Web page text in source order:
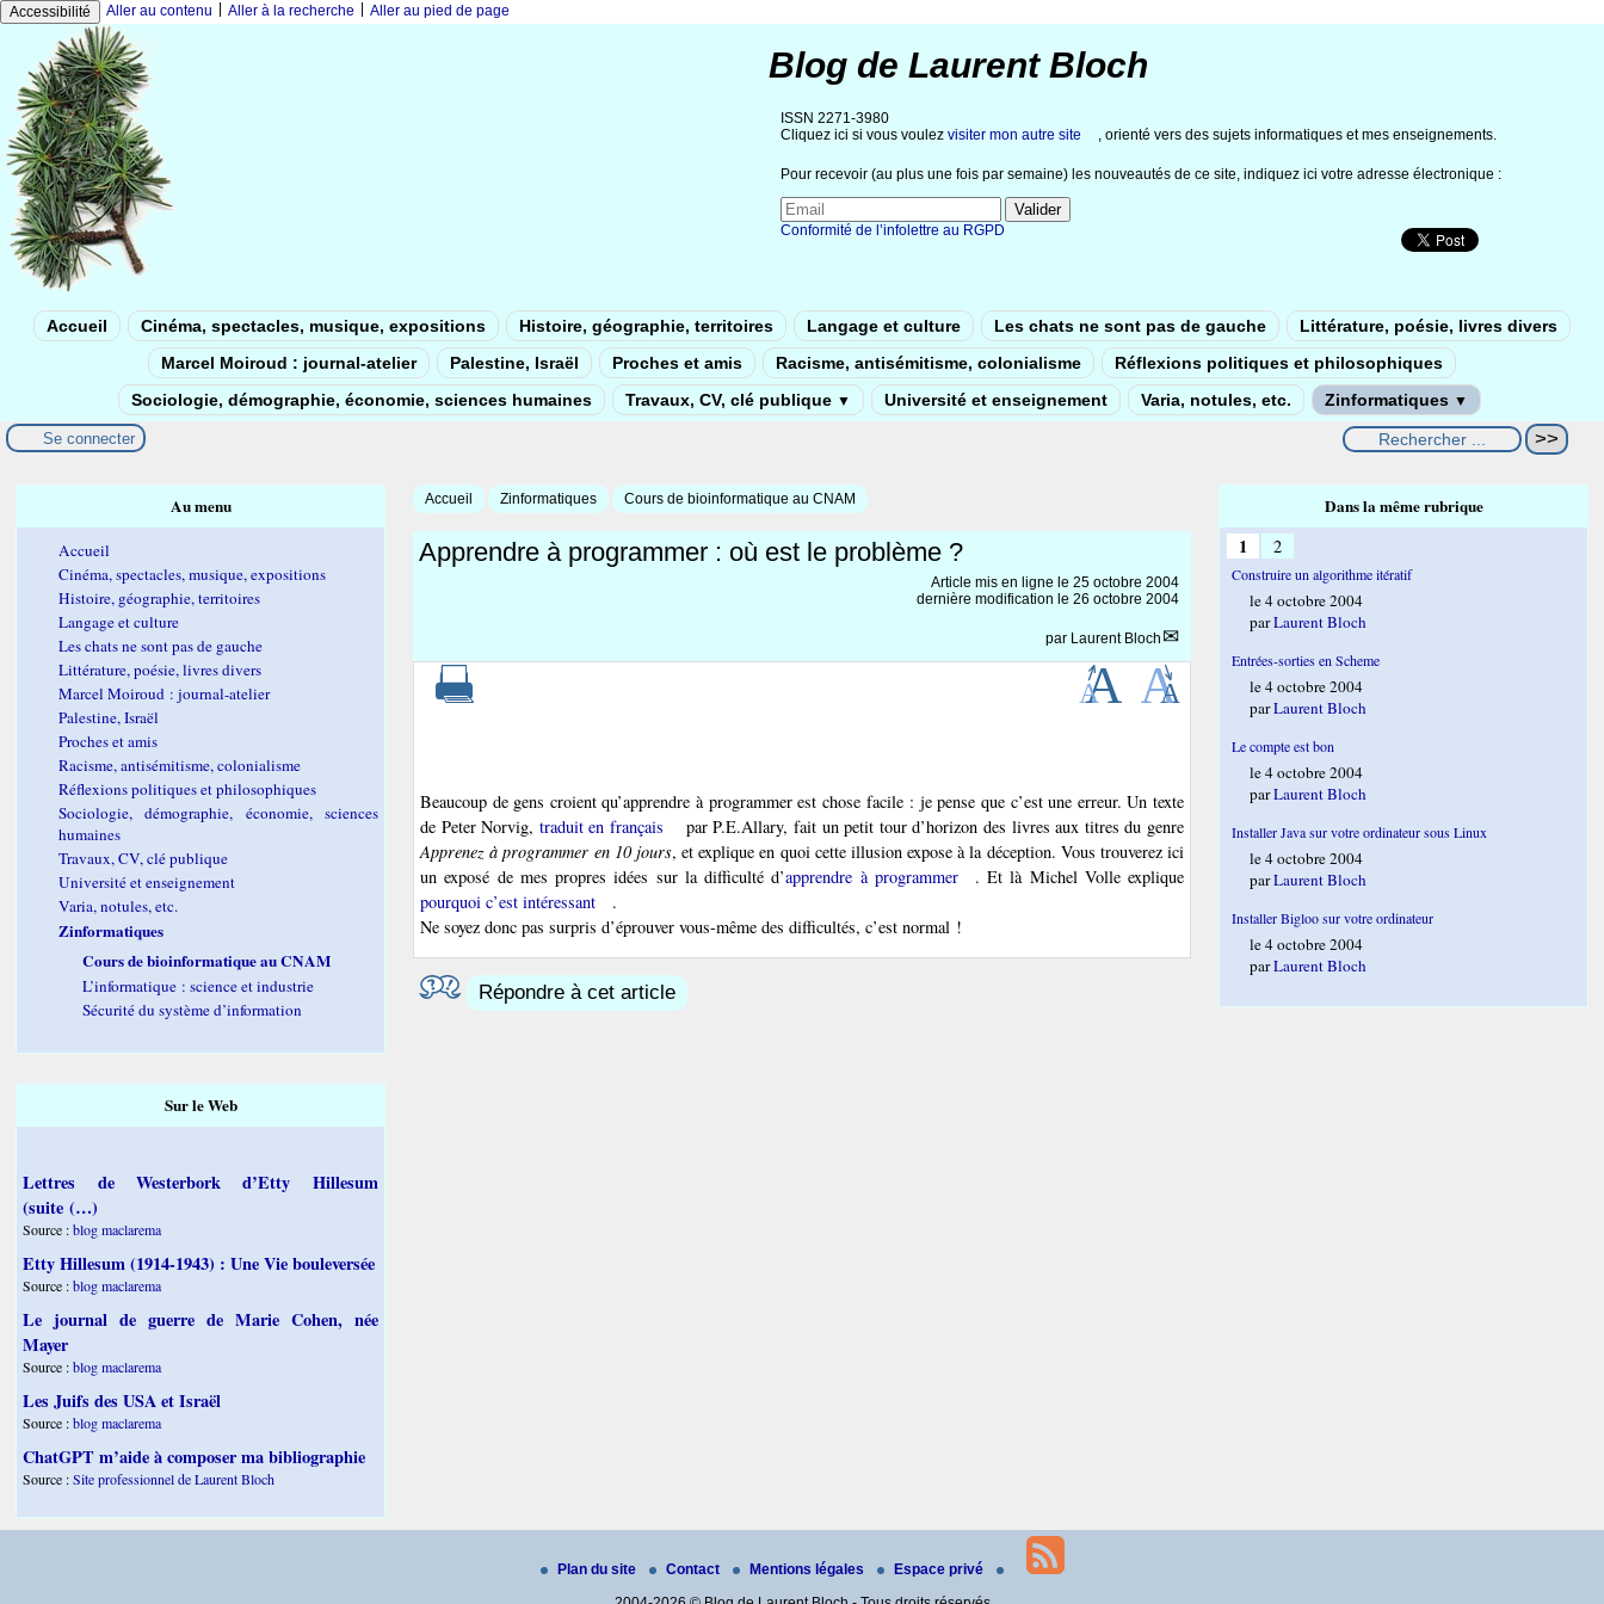
Accessibilité Aller au contenu Aller à la recherche Aller au pied de page
Blog de Laurent Bloch
ISSN 2271-3980
Cliquez ici si vous voulez visiter mon autre site , orienté vers des sujets informatiques et mes enseignements.
Pour recevoir (au plus une fois par semaine) les nouveautés de ce site, indiquez ici votre adresse électronique :
Conformité de l’infolettre au RGPD
Accueil Cinéma, spectacles, musique, expositions Histoire, géographie, territoires Langage et culture Les chats ne sont pas de gauche
Littérature, poésie, livres divers
Marcel Moiroud : journal-atelier
Palestine, Israël Proches et amis Racisme, antisémitisme, colonialisme
Réflexions politiques et philosophiques
Sociologie, démographie, économie, sciences humaines
Travaux, CV, clé publique ▼ Université et enseignement Varia, notules, etc. Zinformatiques ▼
Se connecter
Accueil Zinformatiques Cours de bioinformatique au CNAM
Apprendre à programmer : où est le problème ?
Article mis en ligne le 25 octobre 2004
dernière modification le 26 octobre 2004
par Laurent Bloch
Beaucoup de gens croient qu’apprendre à programmer est chose facile : je pense que c’est une erreur. Un texte
de Peter Norvig, traduit en français
par P.E.Allary, fait un petit tour d’horizon des livres aux titres du genre
Apprenez à programmer en 10 jours, et explique en quoi cette illusion expose à la déception. Vous trouverez ici
un exposé de mes propres idées sur la difficulté d’apprendre à programmer
. Et là Michel Volle explique
pourquoi c’est intéressant
.
Ne soyez donc pas surpris d’éprouver vous-même des difficultés, c’est normal !
Répondre à cet article
Au menu
Accueil
Cinéma, spectacles, musique, expositions
Histoire, géographie, territoires
Langage et culture
Les chats ne sont pas de gauche
Littérature, poésie, livres divers
Marcel Moiroud : journal-atelier
Palestine, Israël
Proches et amis
Racisme, antisémitisme, colonialisme
Réflexions politiques et philosophiques
Sociologie, démographie, économie, sciences
humaines
Travaux, CV, clé publique
Université et enseignement
Varia, notules, etc.
Zinformatiques
Cours de bioinformatique au CNAM
L’informatique : science et industrie
Sécurité du système d’information
Sur le Web
Lettres de Westerbork d’Etty Hillesum
(suite (…)
Source :blog maclarema
Etty Hillesum (1914-1943) : Une Vie bouleversée
Source :blog maclarema
Le journal de guerre de Marie Cohen, née
Mayer
Source :blog maclarema
Les Juifs des USA et Israël
Source :blog maclarema
ChatGPT m’aide à composer ma bibliographie
Source :Site professionnel de Laurent Bloch
Dans la même rubrique
1 2
Construire un algorithme itératif
le 4 octobre 2004
parLaurent Bloch
Entrées-sorties en Scheme
le 4 octobre 2004
parLaurent Bloch
Le compte est bon
le 4 octobre 2004
parLaurent Bloch
Installer Java sur votre ordinateur sous Linux
le 4 octobre 2004
parLaurent Bloch
Installer Bigloo sur votre ordinateur
le 4 octobre 2004
parLaurent Bloch
Plan du site Contact Mentions légales
Espace privé